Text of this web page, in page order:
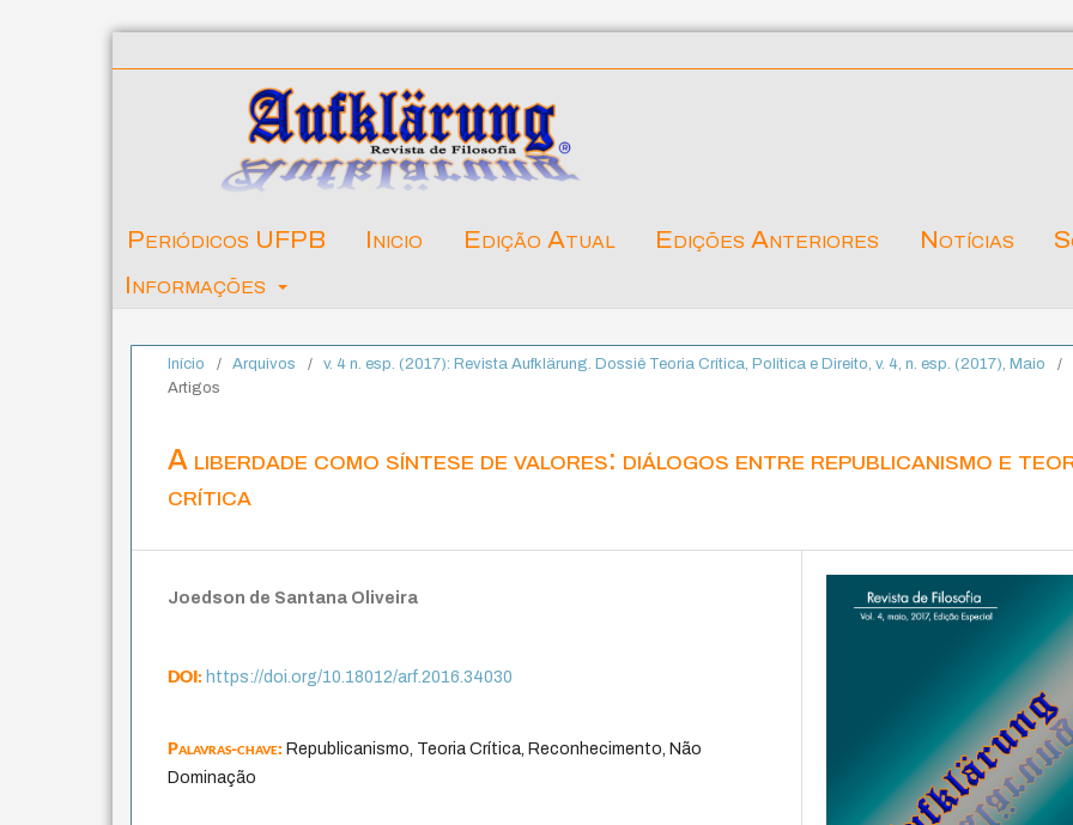
Periódicos UFPB Inicio Edição Atual Edições Anteriores Notícias
Informações
Início / Arquivos / v. 4 n. esp. (2017): Revista Aufklärung. Dossiê Teoria Crítica, Política e Direito, v. 4, n. esp. (2017), Maio
/
Artigos
A liberdade como síntese de valores: diálogos entre republicanismo e
crítica
Joedson de Santana Oliveira
DOI:https://doi.org/10.18012/arf.2016.34030
Palavras-chave:Republicanismo, Teoria Crítica, Reconhecimento, Não
Dominação